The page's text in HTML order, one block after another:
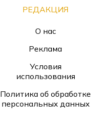
РЕДАКЦИЯ
О нас
Реклама
Условия
использования
Политика об обработке
персональных данных